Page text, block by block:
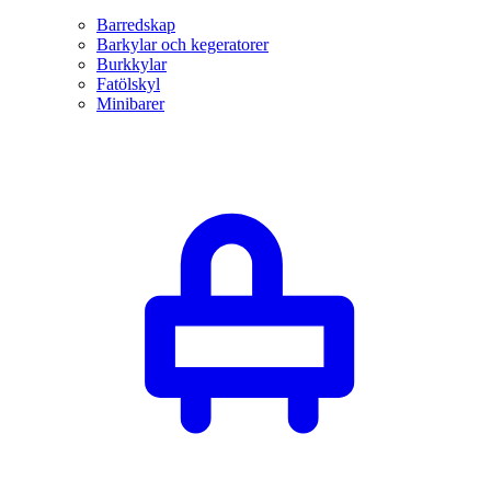
Barredskap
Barkylar och kegeratorer
Burkkylar
Fatölskyl
Minibarer